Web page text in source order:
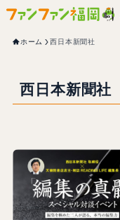
ホーム 西日本新聞社
西日本新聞社